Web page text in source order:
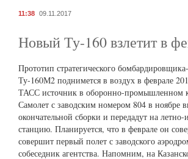
11:38 09.11.2017
Новый Ту-160 взлетит в
Прототип стратегического
Ту-160М2 поднимется в воздух в феврале
ТАСС источник в оборонно-промышленном
Самолет с заводским номером 804 в ноябре
окончательной сборки и передадут на
станцию. Планируется, что в феврале он
совершит первый полет с заводского
собеседник агентства. Напомним, на